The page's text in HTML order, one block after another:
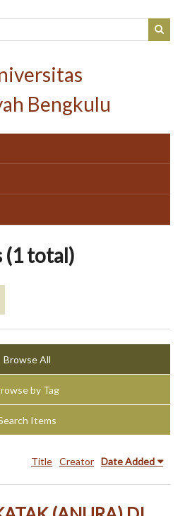
Bengkulu
(1 total)
Browse All
by Tag
Items
Title Creator Date Added